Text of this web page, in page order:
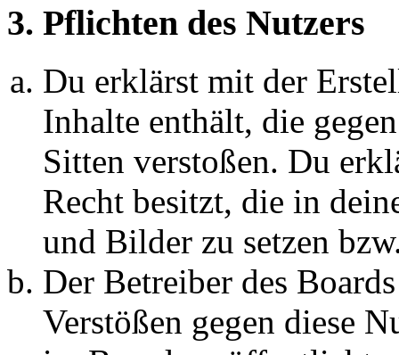
3. Pflichten des Nutzers
Du erklärst mit der
Inhalte enthält, die
Sitten verstoßen. Du
Recht besitzt, die in
und Bilder zu setzen
Der Betreiber des
Verstößen gegen diese